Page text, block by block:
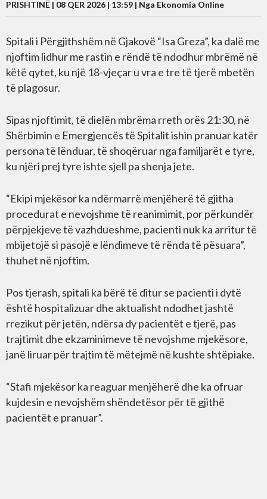
PRISHTINË | 08 QER 2026 | 13:59 | Nga Ekonomia Online
Spitali i Përgjithshëm në Gjakovë “Isa Greza”, ka dalë me
njoftim lidhur me rastin e rëndë të ndodhur mbrëmë në
këtë qytet, ku një 18-vjeçar u vra e tre të tjerë mbetën
të plagosur.
Sipas njoftimit, të dielën mbrëma rreth orës 21:30, në
Shërbimin e Emergjencës të Spitalit ishin pranuar katër
persona të lënduar, të shoqëruar nga familjarët e tyre,
ku njëri prej tyre ishte sjell pa shenja jete.
“Ekipi mjekësor ka ndërmarrë menjëherë të gjitha
procedurat e nevojshme të reanimimit, por përkundër
përpjekjeve të vazhdueshme, pacienti nuk ka arritur të
mbijetojë si pasojë e lëndimeve të rënda të pësuara”,
thuhet në njoftim.
Pos tjerash, spitali ka bërë të ditur se pacienti i dytë
është hospitalizuar dhe aktualisht ndodhet jashtë
rrezikut për jetën, ndërsa dy pacientët e tjerë, pas
trajtimit dhe ekzaminimeve të nevojshme mjekësore,
janë liruar për trajtim të mëtejmë në kushte shtëpiake.
“Stafi mjekësor ka reaguar menjëherë dhe ka ofruar
kujdesin e nevojshëm shëndetësor për të gjithë
pacientët e pranuar”.